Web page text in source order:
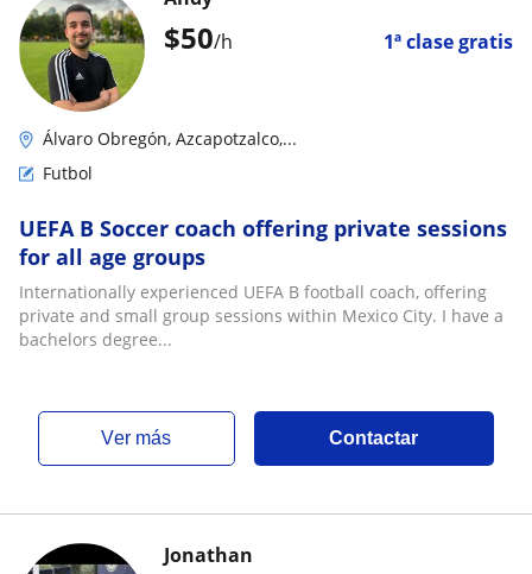
$50/h 1ª clase gratis
Álvaro Obregón, Azcapotzalco,...
Futbol
UEFA B Soccer coach offering private sessions
for all age groups
Internationally experienced UEFA B football coach, offering
private and small group sessions within Mexico City. I have a
bachelors degree...
ver más Contactar
Jonathan